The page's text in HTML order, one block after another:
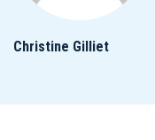
Christine Gilliet